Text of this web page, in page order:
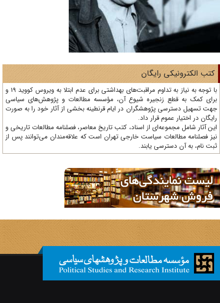
الکترونیکی رایگان
با توجه به نیاز به تداوم مراقبت‌های بهداشتی برای عدم ابتلا به ویروس کووید 19 و
کمک به قطع زنجیره شیوع آن، مؤسسه مطالعات و پژوهش‌های سیاسی
تسهیل دسترسی پژوهشگران در ایام قرنطینه بخشی از آثار خود را به صورت
در اختیار عموم قرار داد.
آثار شامل مجموعه‌ای از اسناد، کتب تاریخ معاصر، فصلنامه‌ مطالعات تاریخی و
فصلنامه مطالعات سیاست خارجی تهران است که علاقه‌مندان می‌توانند پس از
نام، به آن دسترسی یابند.